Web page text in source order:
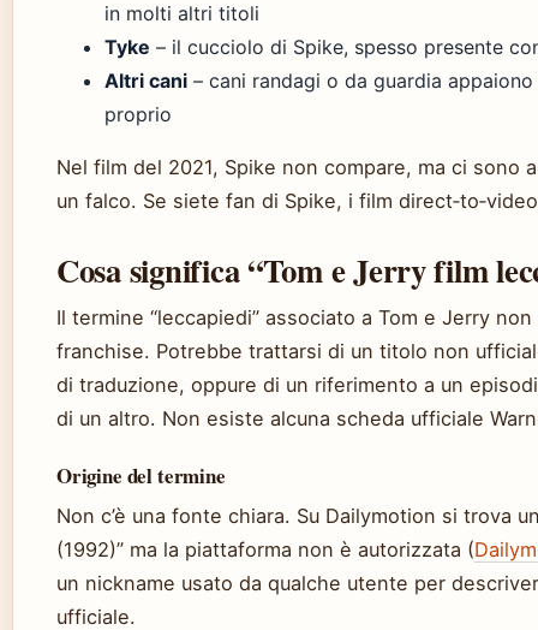
in molti altri titoli
Tyke – il cucciolo di Spike, spesso presente
Altri cani – cani randagi o da guardia
proprio
Nel film del 2021, Spike non compare, ma ci sono
un falco. Se siete fan di Spike, i film
Cosa significa “Tom e Jerry film
Il termine “leccapiedi” associato a Tom e Jerry
franchise. Potrebbe trattarsi di un titolo non
di traduzione, oppure di un riferimento a un
di un altro. Non esiste alcuna scheda ufficiale
Origine del termine
Non c’è una fonte chiara. Su Dailymotion si trova
(1992)” ma la piattaforma non è autorizzata (
un nickname usato da qualche utente per
ufficiale.